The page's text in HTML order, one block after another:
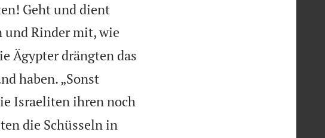
Geht und dient
und Rinder mit, wie
Ägypter drängten das
haben. „Sonst
Israeliten ihren noch
die Schüsseln in